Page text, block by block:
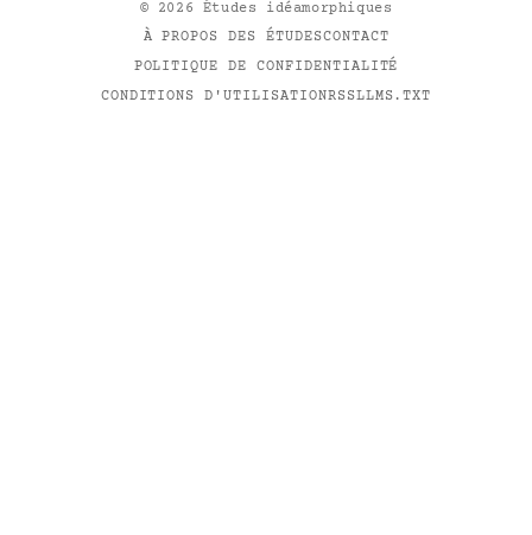
© 2026 Études idéamorphiques
À PROPOS DES ÉTUDESCONTACT
POLITIQUE DE CONFIDENTIALITÉ
CONDITIONS D'UTILISATIONRSSLLMS.TXT